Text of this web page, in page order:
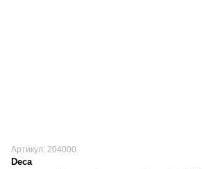
Артикул: 204000
Deca